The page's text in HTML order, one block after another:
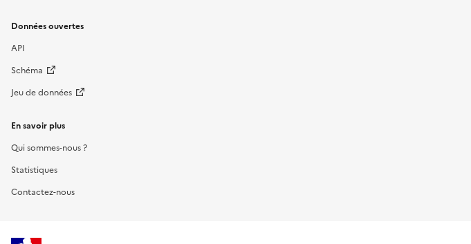
Données ouvertes
API
Schéma
Jeu de données
En savoir plus
Qui sommes-nous ?
Statistiques
Contactez-nous